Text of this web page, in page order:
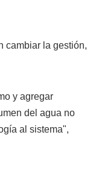
cambiar la gestión,
y agregar
del agua no
al sistema",